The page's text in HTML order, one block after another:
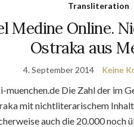
Transliteration
Medine Online.
Ostraka aus
4. September 2014 Keine
Die Zahl der im
mit nichtliterarischem
auch die 20.000 noch